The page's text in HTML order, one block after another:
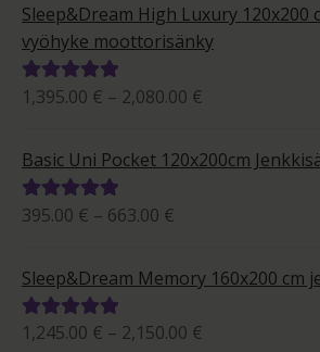
Sleep&Dream High Luxury 120x200
vyöhyke moottorisänky
Arvostelu
1,395.00 € – 2,080.00 €
-
2,080.00 €
Basic Uni Pocket 120x200cm
Arvostelu
395.00 € – 663.00 €
663.00 €
Sleep&Dream Memory 160x200 cm
Arvostelu
1,245.00 € – 2,150.00 €